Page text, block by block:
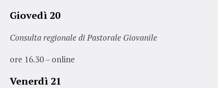
Giovedì 20
Consulta regionale di Pastorale Giovanile
ore 16.30 – online
Venerdì 21